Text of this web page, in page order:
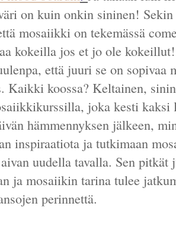
on kuin onkin sininen!
mosaiikki on tekemässä
kokeilla jos et jo ole
että juuri se on sopivaa
Kaikki koossa? Keltainen,
joka kesti kaksi
hämmennyksen jälkeen,
inspiraatiota ja tutkimaan
uudella tavalla. Sen pitkät
ja mosaiikin tarina tulee
perinnettä.